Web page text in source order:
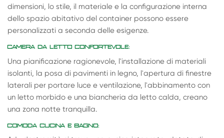
dimensioni, lo stile, il materiale e la configurazione interna
dello spazio abitativo del container possono essere
personalizzati a seconda delle esigenze.
CAMERA DA LETTO CONFORTEVOLE:
Una pianificazione ragionevole, l'installazione di materiali
isolanti, la posa di pavimenti in legno, l'apertura di finestre
laterali per portare luce e ventilazione, l'abbinamento con
un letto morbido e una biancheria da letto calda, creano
una zona notte tranquilla.
COMODA CUCINA E BAGNO: